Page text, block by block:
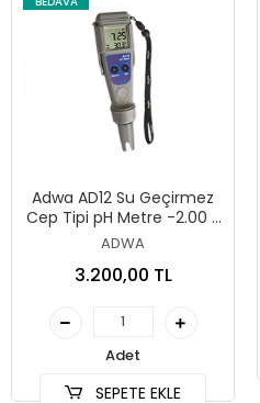
Adwa AD12 Su Geçirmez
Cep Tipi pH Metre -2.00 ~
16.00 pH
ADWA
3.200,00 TL
Adet
SEPETE EKLE